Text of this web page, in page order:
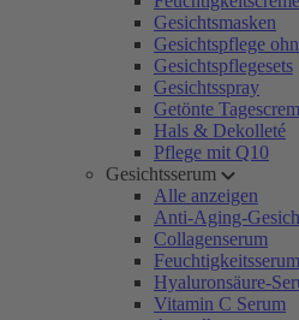
Gesichtsmasken
Gesichtspflege
Gesichtspflegesets
Gesichtsspray
Getönte
Hals & Dekolleté
Pflege mit Q10
Gesichtsserum
Alle anzeigen
Anti-Aging-
Collagenserum
Feuchtigkeitsserum
Hyaluronsäure-
Vitamin C Serum